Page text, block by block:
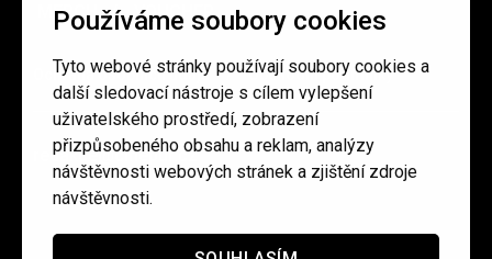
Používáme soubory cookies
Tyto webové stránky používají soubory cookies a
další sledovací nástroje s cílem vylepšení
uživatelského prostředí, zobrazení
přizpůsobeného obsahu a reklam, analýzy
návštěvnosti webových stránek a zjištění zdroje
návštěvnosti.
MERCH VOUCHER
Ochrana osobních údajů / Obchodní podmínky
redakce@cinepur.cz